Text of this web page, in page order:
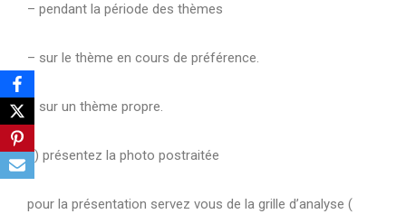
– pendant la période des thèmes
– sur le thème en cours de préférence.
– sur un thème propre.
1) présentez la photo postraitée
pour la présentation servez vous de la grille d’analyse (